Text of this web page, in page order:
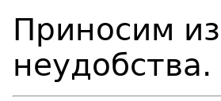
Приносим
неудобства.